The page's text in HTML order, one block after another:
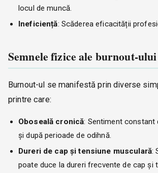
locul de muncă.
Ineficiență: Scăderea eficacității
Semnele fizice ale burnout-ului
Burnout-ul se manifestă prin diverse
printre care:
Oboseală cronică: Sentiment constant
și după perioade de odihnă.
Dureri de cap și tensiune musculară:
poate duce la dureri frecvente de cap și